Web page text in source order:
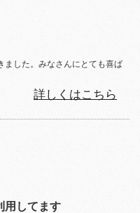
ました。みなさんにとても喜ば
詳しくはこちら
用してます